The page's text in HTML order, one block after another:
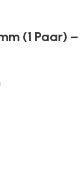
(1 Paar) –